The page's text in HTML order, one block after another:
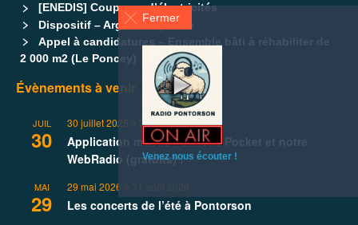
Fermer
Venez nous écouter !
[ENEDIS] Coupures d’électricités
Dispositif – Argent de poche
Appel à candidatures – Ensemble bâti à réhabiliter de
2 000 m2 (Le Poncey)
Évènements à venir
JUIL
30
30 juillet 2025 à 31 décembre 2026
Application mobile Panneau Pocket et notre
WebRadio (gratuits) !
MAI
29
29 mai 2026 à 31 août 2026
Les concerts de l’été à Pontorson